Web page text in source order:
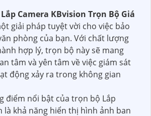
Lắp Camera KBvision Trọn Bộ Giá
giải pháp tuyệt vời cho việc bảo
phòng của bạn. Với chất lượng
hợp lý, trọn bộ này sẽ mang
tâm và yên tâm về việc giám sát
động xảy ra trong không gian
điểm nổi bật của trọn bộ Lắp
là khả năng hiển thị hình ảnh ban